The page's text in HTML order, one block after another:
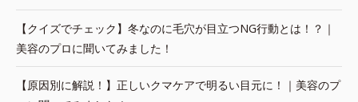
【クイズでチェック】冬なのに毛穴が目立つNG行動とは！？｜
美容のプロに聞いてみました！
【原因別に解説！】正しいクマケアで明るい目元に！｜美容のプ